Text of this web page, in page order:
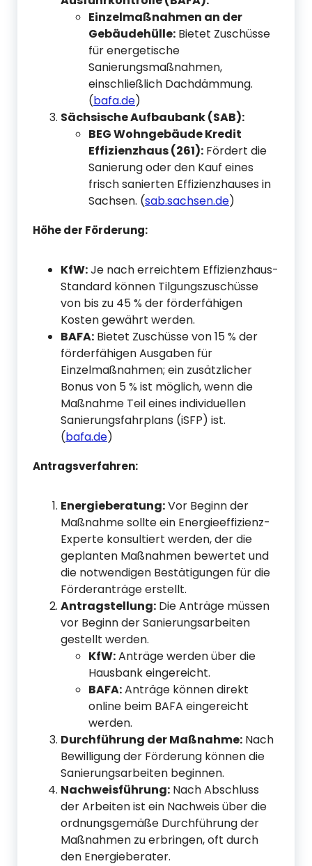
Einzelmaßnahmen an der
Gebäudehülle: Bietet Zuschüsse
für energetische
Sanierungsmaßnahmen,
einschließlich Dachdämmung.
(bafa.de)
Sächsische Aufbaubank (SAB):
BEG Wohngebäude Kredit
Effizienzhaus (261): Fördert die
Sanierung oder den Kauf eines
frisch sanierten Effizienzhauses in
Sachsen. (sab.sachsen.de)
Höhe der Förderung:
KfW:Je nach erreichtem Effizienzhaus-
Standard können Tilgungszuschüsse
von bis zu 45 % der förderfähigen
Kosten gewährt werden.
BAFA: Bietet Zuschüsse von 15 % der
förderfähigen Ausgaben für
Einzelmaßnahmen; ein zusätzlicher
Bonus von 5 % ist möglich, wenn die
Maßnahme Teil eines individuellen
Sanierungsfahrplans (iSFP) ist.
(bafa.de)
Antragsverfahren:
Energieberatung:Vor Beginn der
Maßnahme sollte ein Energieeffizienz-
Experte konsultiert werden, der die
geplanten Maßnahmen bewertet und
die notwendigen Bestätigungen für die
Förderanträge erstellt.
Antragstellung: Die Anträge müssen
vor Beginn der Sanierungsarbeiten
gestellt werden.
KfW:Anträge werden über die
Hausbank eingereicht.
BAFA:Anträge können direkt
online beim BAFA eingereicht
werden.
Durchführung der Maßnahme: Nach
Bewilligung der Förderung können die
Sanierungsarbeiten beginnen.
Nachweisführung: Nach Abschluss
der Arbeiten ist ein Nachweis über die
ordnungsgemäße Durchführung der
Maßnahmen zu erbringen, oft durch
den Energieberater.